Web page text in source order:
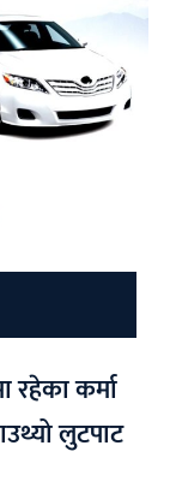
रहेका कर्मा
लुटपाट